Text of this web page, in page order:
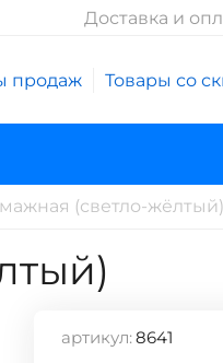
Доставка и
продаж Товары со
(светло-жёлтый)
артикул:8641